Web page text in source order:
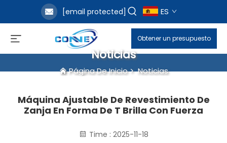
[email protected] ES
Obtener un presupuesto
Noticias
Página De Inicio>Noticias
Máquina Ajustable De Revestimiento De
Zanja En Forma De T Brilla Con Fuerza
Time : 2025-11-18